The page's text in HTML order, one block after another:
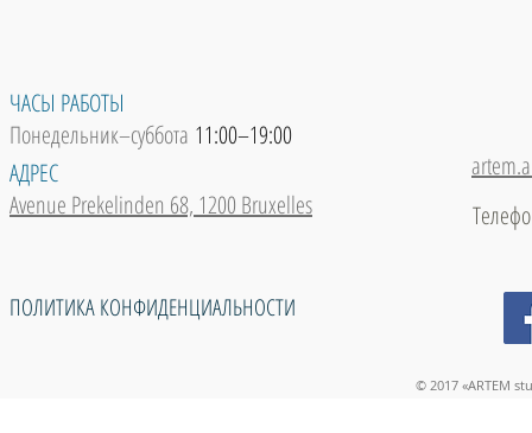
ЧАСЫ РАБОТЫ
Понедельник–суббота 11:00–19:00
АДРЕС
Avenue Prekelinden 68, 1200 Bruxelles
ПОЛИТИКА КОНФИДЕНЦИАЛЬНОСТИ
© 2017 «ARTEM